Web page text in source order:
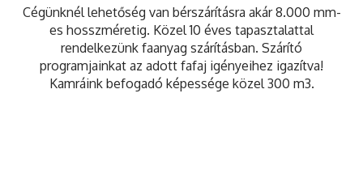
Cégünknél lehetőség van bérszárításra akár 8.000 mm-
es hosszméretig. Közel 10 éves tapasztalattal
rendelkezünk faanyag szárításban. Szárító
programjainkat az adott fafaj igényeihez igazítva!
Kamráink befogadó képessége közel 300 m3.